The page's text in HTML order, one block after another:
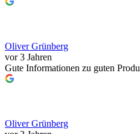
Oliver Grünberg
vor 3 Jahren
Gute Informationen zu guten
Oliver Grünberg